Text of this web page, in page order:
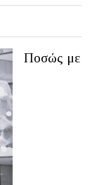
Ποσώς με